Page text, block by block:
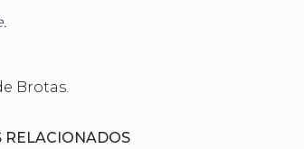
Brotas.
RELACIONADOS